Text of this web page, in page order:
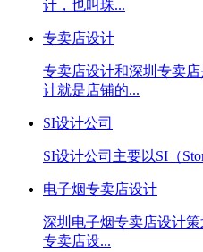
计，也叫珠...
专卖店设计
专卖店设计和深圳专卖
计就是店铺的...
SI设计公司
SI设计公司主要以SI（
电子烟专卖店设计
深圳电子烟专卖店设计
专卖店设...